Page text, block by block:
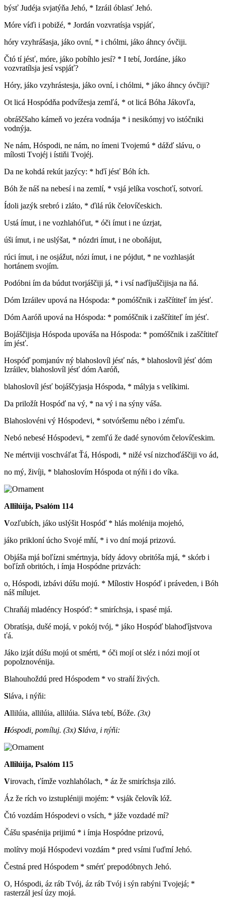
býsť Judéja svjatýňa Jehó, * Izráil óblasť Jehó.
Móre víďi i pobižé, * Jordán vozvratísja vspjáť,
hóry vzyhrášasja, jáko ovní, * i chólmi, jáko áhncy óvčiji.
Čtó tí jésť, móre, jáko pobíhlo jesí? * I tebí, Jordáne, jáko
vozvratílsja jesí vspjáť?
Hóry, jáko vzyhrástesja, jáko ovní, i chólmi, * jáko áhncy óvčiji?
Ot licá Hospódňa podvížesja zemľá, * ot licá Bóha Jákovľa,
obráščšaho kámeň vo jezéra vodnája * i nesikómyj vo istóčniki
vodnýja.
Ne nám, Hóspodi, ne nám, no ímeni Tvojemú * dážď slávu, o
mílosti Tvojéj i ístiňi Tvojéj.
Da ne kohdá rekút jazýcy: * hďí jésť Bóh ích.
Bóh že náš na nebesí i na zemlí, * vsjá jelíka voschoťí, sotvorí.
Ídoli jazýk srebró i zláto, * ďilá rúk čelovíčeskich.
Ustá ímut, i ne vozhlahóľut, * óči ímut i ne úzrjat,
úši ímut, i ne uslýšat, * nózdri ímut, i ne oboňájut,
rúci ímut, i ne osjážut, nózi ímut, i ne pójdut, * ne vozhlasját
hortánem svojím.
Podóbni ím da búdut tvorjáščiji já, * i vsí naďíjuščijisja na ňá.
Dóm Izráilev upová na Hóspoda: * pomóščnik i zaščítiteľ ím jésť.
Dóm Aaróň upová na Hóspoda: * pomóščnik i zaščítiteľ ím jésť.
Bojáščijisja Hóspoda upováša na Hóspoda: * pomóščnik i zaščítiteľ
ím jésť.
Hospóď pomjanúv ný blahoslovíl jésť nás, * blahoslovíl jésť dóm
Izráilev, blahoslovíl jésť dóm Aaróň,
blahoslovíl jésť bojáščyjasja Hóspoda, * mályja s velíkimi.
Da priložít Hospóď na vý, * na vý i na sýny váša.
Blahoslovéni vý Hóspodevi, * sotvóršemu nébo i zémľu.
Nebó nebesé Hóspodevi, * zemľú že dadé synovóm čelovíčeskim.
Ne mértviji voschváľat Ťá, Hóspodi, * nižé vsí nizchoďáščiji vo ád,
no mý, živíji, * blahoslovím Hóspoda ot nýňi i do víka.
Allilúija, Psalóm 114
Vozľubích, jáko uslýšit Hospóď * hlás molénija mojehó,
jáko prikloní úcho Svojé mňí, * i vo dní mojá prizovú.
Objáša mjá boľízni smértnyja, bídy ádovy obritóša mjá, * skórb i
boľízň obritóch, i ímja Hospódne prizvách:
o, Hóspodi, izbávi dúšu mojú. * Mílostiv Hospóď i práveden, i Bóh
náš mílujet.
Chraňáj mladéncy Hospóď: * smiríchsja, i spasé mjá.
Obratísja, dušé mojá, v pokój tvój, * jáko Hospóď blahoďíjstvova
ťá.
Jáko izját dúšu mojú ot smérti, * óči mojí ot sléz i nózi mojí ot
popolznovénija.
Blahouhoždú pred Hóspodem * vo straňí živých.
Sláva, i nýňi:
Allilúia, allilúia, allilúia. Sláva tebí, Bóže. (3x)
Hóspodi, pomíluj. (3x) Sláva, i nýňi:
Allilúija, Psalóm 115
Virovach, ťímže vozhlahólach, * áz že smiríchsja ziló.
Áz že rích vo izstupléniji mojém: * vsják čelovík lóž.
Čtó vozdám Hóspodevi o vsích, * jáže vozdadé mí?
Čášu spasénija prijimú * i ímja Hospódne prizovú,
molítvy mojá Hóspodevi vozdám * pred vsími ľuďmí Jehó.
Čestná pred Hóspodem * smérť prepodóbnych Jehó.
O, Hóspodi, áz ráb Tvój, áz ráb Tvój i sýn rabýni Tvojejá; *
rasterzál jesí úzy mojá.